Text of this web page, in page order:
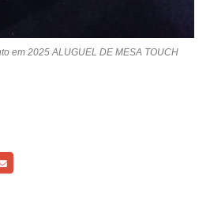
em 2025 ALUGUEL DE MESA TOUCH